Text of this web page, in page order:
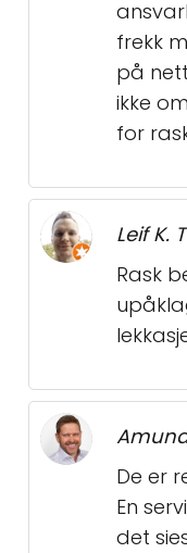
frekk
på
ikke
for
Leif K.
Rask
De er
En
det